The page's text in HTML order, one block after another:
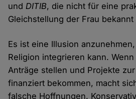
und DITIB, die nicht für eine
Gleichstellung der Frau bekannt
Es ist eine Illusion
Religion integrieren kann.
Anträge stellen und Projekte
finanziert bekommen, macht
falsche Hoffnungen.